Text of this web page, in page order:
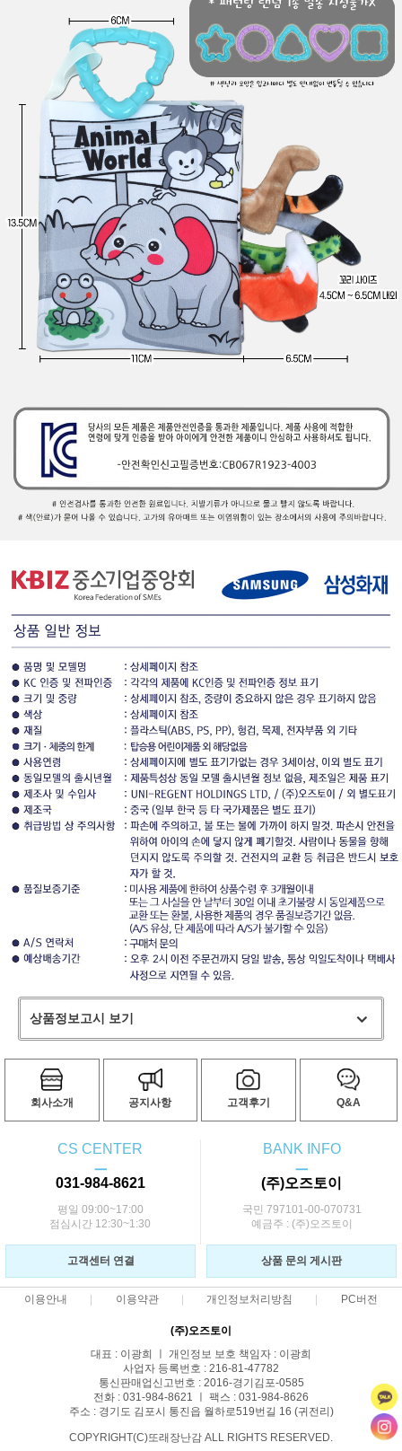
상품정보고시 보기
회사소개 공지사항 고객후기 Q&A
CS CENTER
ㅡ
031-984-8621
평일 09:00~17:00
점심시간 12:30~1:30
BANK INFO
ㅡ
(주)오즈토이
국민 797101-00-070731
예금주 : (주)오즈토이
고객센터 연결 상품 문의 게시판
이용안내 이용약관 개인정보처리방침 PC버전
(주)오즈토이
대표 : 이광희 ㅣ 개인정보 보호 책임자 : 이광희
사업자 등록번호 : 216-81-47782
통신판매업신고번호 : 2016-경기김포-0585
전화 : 031-984-8621 ㅣ 팩스 : 031-984-8626
주소 : 경기도 김포시 통진읍 월하로519번길 16 (귀전리)
COPYRIGHT(C)또래장난감 ALL RIGHTS RESERVED.